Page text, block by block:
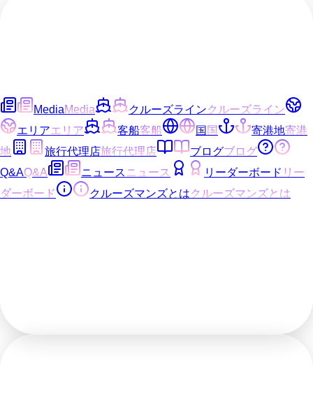
MediaMedia クルーズラインクルーズライン
エリアエリア 客船客船 国 国 寄港地寄港
地
旅行代理店旅行代理店 ブログブログ
Q&AQ&A ニュースニュース リーダーボード リー
ダーボード
クルーズマンズとはクルーズマンズとは